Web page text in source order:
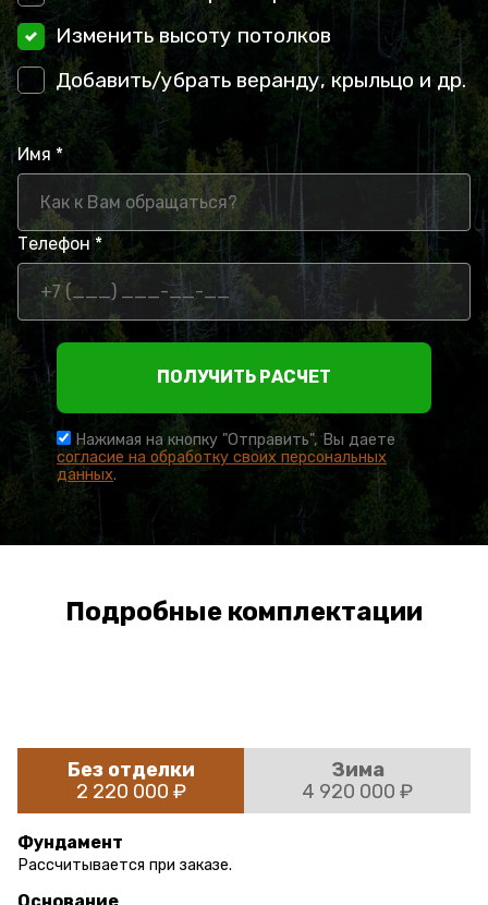
Изменить высоту потолков
Добавить/убрать веранду, крыльцо и др.
Имя *
Телефон *
ПОЛУЧИТЬ РАСЧЕТ
Нажимая на кнопку "Отправить", Вы даете
согласие на обработку своих персональных
данных.
Подробные комплектации
Без отделки
2 220 000 ₽
Зима
4 920 000 ₽
Фундамент
Рассчитывается при заказе.